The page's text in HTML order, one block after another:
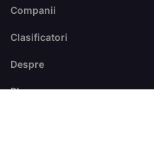
Companii
Clasificatori
Despre
Blog